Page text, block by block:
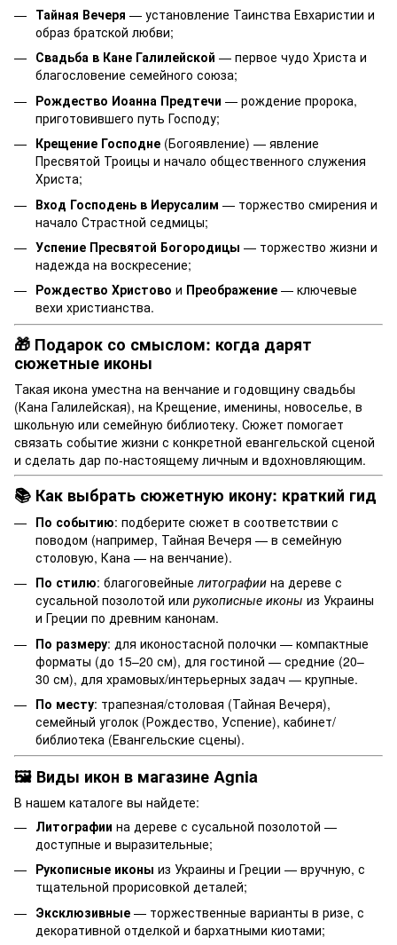
Тайная Вечеря — установление Таинства Евхаристии и
образ братской любви;
Свадьба в Кане Галилейской — первое чудо Христа и
благословение семейного союза;
Рождество Иоанна Предтечи — рождение пророка,
приготовившего путь Господу;
Крещение Господне (Богоявление) — явление
Пресвятой Троицы и начало общественного служения
Христа;
Вход Господень в Иерусалим — торжество смирения и
начало Страстной седмицы;
Успение Пресвятой Богородицы — торжество жизни и
надежда на воскресение;
Рождество Христово и Преображение — ключевые
вехи христианства.
🎁 Подарок со смыслом: когда дарят
сюжетные иконы
Такая икона уместна на венчание и годовщину свадьбы
(Кана Галилейская), на Крещение, именины, новоселье, в
школьную или семейную библиотеку. Сюжет помогает
связать событие жизни с конкретной евангельской сценой
и сделать дар по-настоящему личным и вдохновляющим.
📚 Как выбрать сюжетную икону: краткий гид
По событию: подберите сюжет в соответствии с
поводом (например, Тайная Вечеря — в семейную
столовую, Кана — на венчание).
По стилю: благоговейныелитографии на дереве с
сусальной позолотой или рукописные иконы из Украины
и Греции по древним канонам.
По размеру: для иконостасной полочки — компактные
форматы (до 15–20 см), для гостиной — средние (20–
30 см), для храмовых/интерьерных задач — крупные.
По месту: трапезная/столовая (Тайная Вечеря),
семейный уголок (Рождество, Успение), кабинет/
библиотека (Евангельские сцены).
🖼️ Виды икон в магазине Agnia
В нашем каталоге вы найдете:
Литографии на дереве с сусальной позолотой —
доступные и выразительные;
Рукописные иконы из Украины и Греции — вручную, с
тщательной прорисовкой деталей;
Эксклюзивные — торжественные варианты в ризе, с
декоративной отделкой и бархатными киотами;